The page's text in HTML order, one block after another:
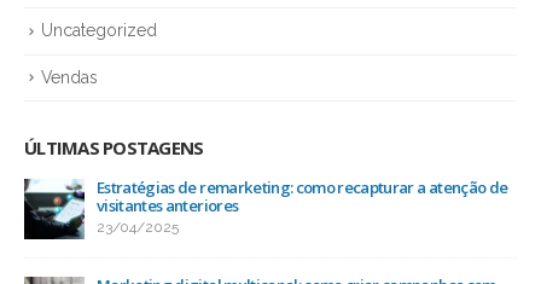
Uncategorized
Vendas
ÚLTIMAS POSTAGENS
Estratégias de remarketing: como recapturar a atenção de
visitantes anteriores
23/04/2025